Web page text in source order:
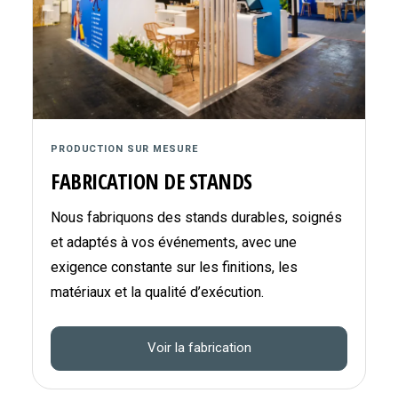
PRODUCTION SUR MESURE
FABRICATION DE STANDS
Nous fabriquons des stands durables, soignés
et adaptés à vos événements, avec une
exigence constante sur les finitions, les
matériaux et la qualité d’exécution.
Voir la fabrication